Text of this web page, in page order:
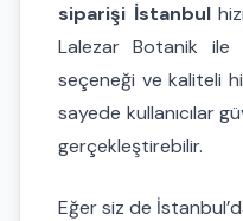
siparişi İstanbul
Lalezar Botanik ile
seçeneği ve kaliteli
sayede kullanıcılar
gerçekleştirebilir.
Eğer siz de